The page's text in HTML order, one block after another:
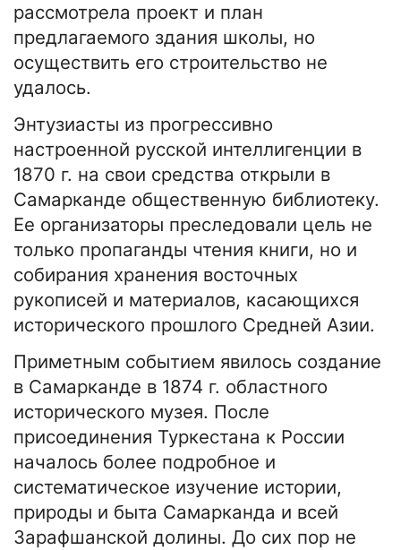
рассмотрела проект и план
предлагаемого здания школы, но
осуществить его строительство не
удалось.
Энтузиасты из прогрессивно
настроенной русской интеллигенции в
1870 г. на свои средства открыли в
Самарканде общественную библиотеку.
Ее организаторы преследовали цель не
только пропаганды чтения книги, но и
собирания хранения восточных
рукописей и материалов, касающихся
исторического прошлого Средней Азии.
Приметным событием явилось создание
в Самарканде в 1874 г. областного
исторического музея. После
присоединения Туркестана к России
началось более подробное и
систематическое изучение истории,
природы и быта Самарканда и всей
Зарафшанской долины. До сих пор не